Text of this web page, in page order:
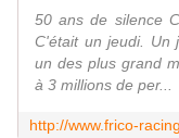
50 ans de silence
C'était un jeudi. Un
un des plus grand
à 3 millions de per...